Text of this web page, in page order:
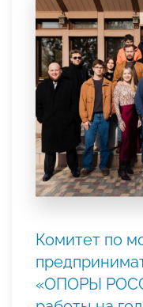
Комитет по
«ОПОРЫ